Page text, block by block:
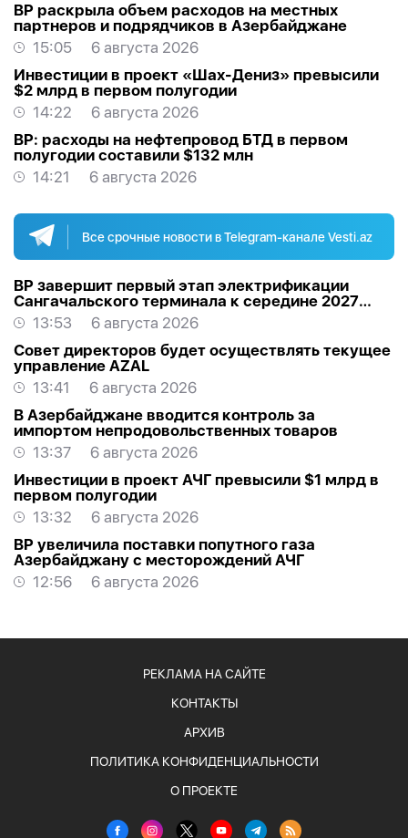
BP раскрыла объем расходов на местных
партнеров и подрядчиков в Азербайджане
15:05
6 августа 2026
Инвестиции в проект «Шах-Дениз» превысили
$2 млрд в первом полугодии
14:22
6 августа 2026
BP: расходы на нефтепровод БТД в первом
полугодии составили $132 млн
14:21
6 августа 2026
Все срочные новости в Telegram-канале Vesti.az
BP завершит первый этап электрификации
Сангачальского терминала к середине 2027
года13:53
6 августа 2026
Совет директоров будет осуществлять текущее
управление AZAL
13:41
6 августа 2026
В Азербайджане вводится контроль за
импортом непродовольственных товаров
13:37
6 августа 2026
Инвестиции в проект АЧГ превысили $1 млрд в
первом полугодии
13:32
6 августа 2026
BP увеличила поставки попутного газа
Азербайджану с месторождений АЧГ
12:56
6 августа 2026
РЕКЛАМА НА САЙТЕ
КОНТАКТЫ
АРХИВ
ПОЛИТИКА КОНФИДЕНЦИАЛЬНОСТИ
О ПРОЕКТЕ